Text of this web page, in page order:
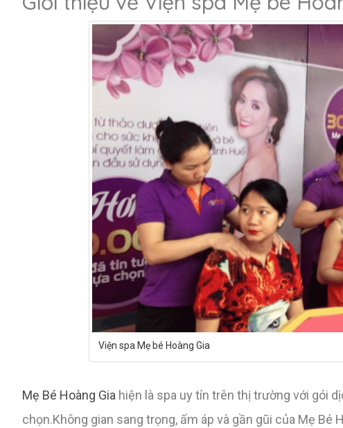
Viện spa Mẹ bé Hoàng Gia
Mẹ Bé Hoàng Gia hiện là spa uy tín trên thị trường với gói
chọn.Không gian sang trọng, ấm áp và gần gũi của Mẹ